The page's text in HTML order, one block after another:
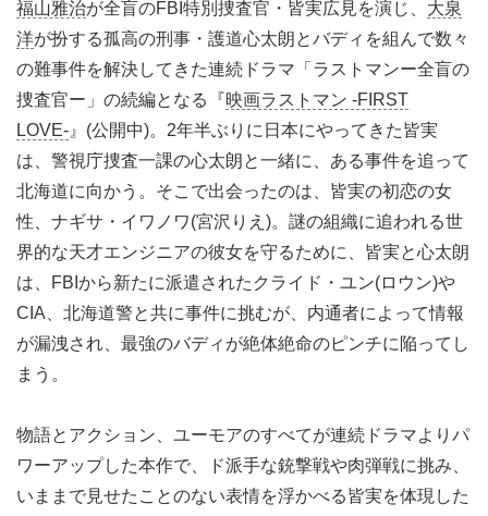
福山雅治が全盲のFBI特別捜査官・皆実広見を演じ、 大泉
洋が扮する孤高の刑事・護道心太朗とバディを組んで数々
の難事件を解決してきた連続ドラマ「ラストマンー全盲の
捜査官ー」の続編となる『映画ラストマン -FIRST
LOVE- 』(公開中)。2年半ぶりに日本にやってきた皆実
は、警視庁捜査一課の心太朗と一緒に、ある事件を追って
北海道に向かう。そこで出会ったのは、皆実の初恋の女
性、ナギサ・イワノワ(宮沢りえ)。謎の組織に追われる世
界的な天才エンジニアの彼女を守るために、皆実と心太朗
は、FBIから新たに派遣されたクライド・ユン(ロウン)や
CIA、北海道警と共に事件に挑むが、内通者によって情報
が漏洩され、最強のバディが絶体絶命のピンチに陥ってし
まう。
物語とアクション、ユーモアのすべてが連続ドラマよりパ
ワーアップした本作で、ド派手な銃撃戦や肉弾戦に挑み、
いままで見せたことのない表情を浮かべる皆実を体現した